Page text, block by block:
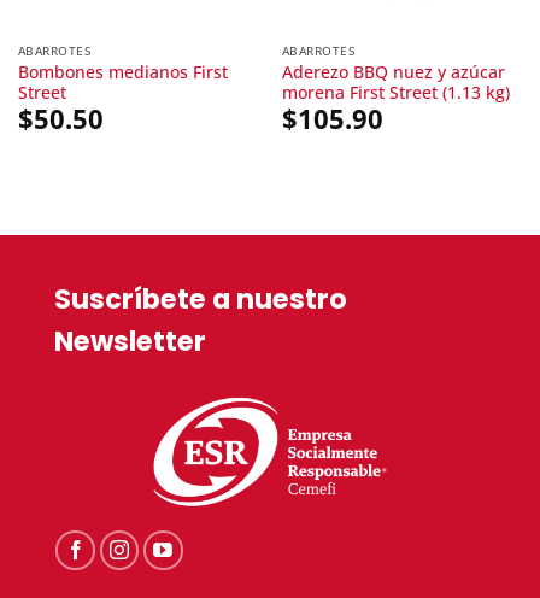
ABARROTES
Bombones medianos First
Street
$50.50
ABARROTES
Aderezo BBQ nuez y azúcar
morena First Street (1.13 kg)
$105.90
Suscríbete a nuestro
Newsletter